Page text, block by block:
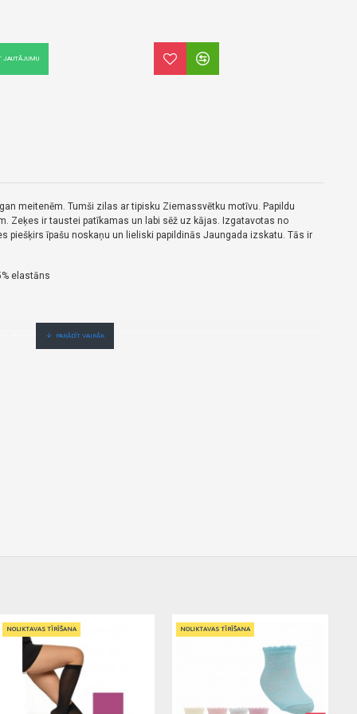
JAUTĀJUMU
meitenēm. Tumši zilas ar tipisku Ziemassvētku motīvu. Papildu
Zeķes ir taustei patīkamas un labi sēž uz kājas. Izgatavotas no
piešķirs īpašu noskaņu un lieliski papildinās Jaungada izskatu. Tās ir
elastāns
NOLIKTAVAS TĪRĪŠANA NOLIKTAVAS TĪRĪŠANA